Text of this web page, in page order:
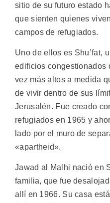
sitio de su futuro estado
que sienten quienes
campos de refugiados.
Uno de ellos es Shu’fat,
edificios congestionados
vez más altos a medida
de vivir dentro de sus
Jerusalén. Fue creado
refugiados en 1965 y
lado por el muro de
«apartheid».
Jawad al Malhi nació en
familia, que fue
allí en 1966. Su casa